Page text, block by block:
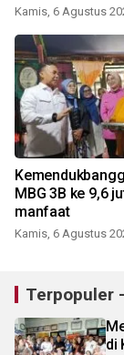
Kamis, 6 Agustus
MBG 3B ke 9,6
manfaat
Kamis, 6 Agustus
Terpopuler
di